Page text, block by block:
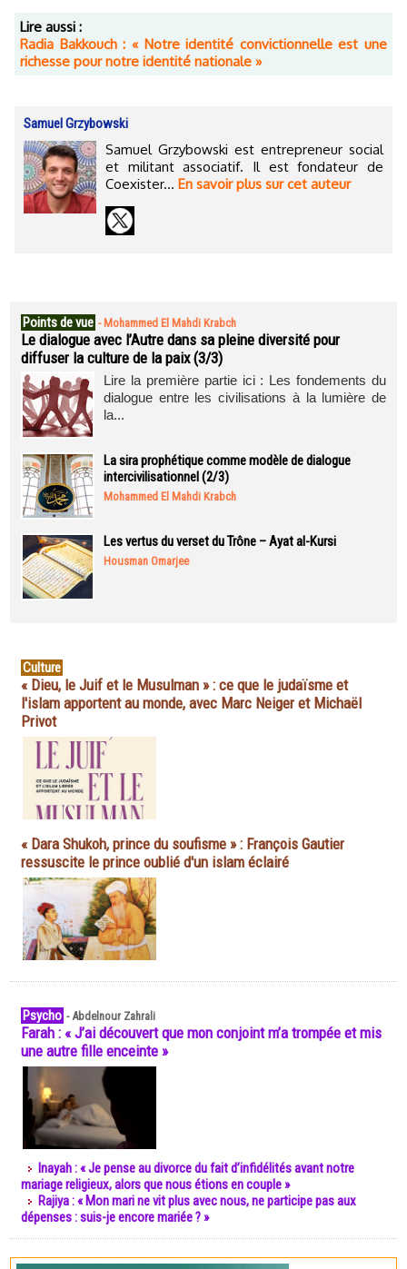
Lire aussi :
Radia Bakkouch : « Notre identité convictionnelle est une
richesse pour notre identité nationale »
Samuel Grzybowski
Samuel Grzybowski est entrepreneur social
et militant associatif. Il est fondateur de
Coexister... En savoir plus sur cet auteur
Points de vue - Mohammed El Mahdi Krabch
Le dialogue avec l’Autre dans sa pleine diversité pour
diffuser la culture de la paix (3/3)
Lire la première partie ici : Les fondements du
dialogue entre les civilisations à la lumière de
la...
La sira prophétique comme modèle de dialogue
intercivilisationnel (2/3)
Mohammed El Mahdi Krabch
Les vertus du verset du Trône – Ayat al-Kursi
Housman Omarjee
Culture
« Dieu, le Juif et le Musulman » : ce que le judaïsme et
l'islam apportent au monde, avec Marc Neiger et Michaël
Privot
« Dara Shukoh, prince du soufisme » : François Gautier
ressuscite le prince oublié d'un islam éclairé
Psycho -Abdelnour Zahrali
Farah : « J’ai découvert que mon conjoint m’a trompée et mis
une autre fille enceinte »
Inayah : « Je pense au divorce du fait d’infidélités avant notre
mariage religieux, alors que nous étions en couple »
Rajiya : « Mon mari ne vit plus avec nous, ne participe pas aux
dépenses : suis-je encore mariée ? »